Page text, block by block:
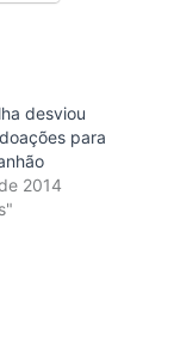
desviou
para
2014